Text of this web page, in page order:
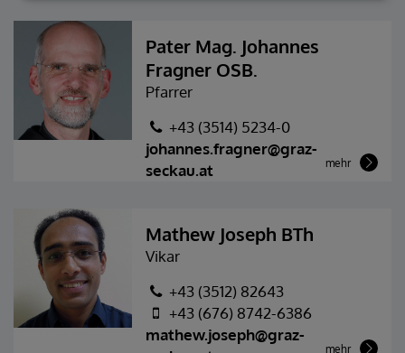
Pater Mag. Johannes
Fragner OSB.
Pfarrer
+43 (3514) 5234-0
johannes.fragner@graz-
seckau.at
mehr
Mathew Joseph BTh
Vikar
+43 (3512) 82643
+43 (676) 8742-6386
mathew.joseph@graz-
mehr